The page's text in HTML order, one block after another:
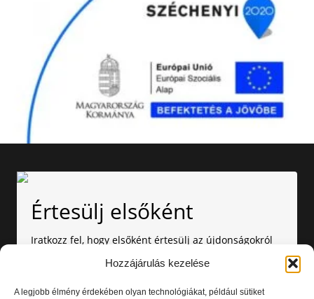
Hozzájárulás kezelése
A legjobb élmény érdekében olyan technológiákat, például sütiket
Értesülj elsőként
Iratkozz fel, hogy elsőként értesülj az újdonságokról